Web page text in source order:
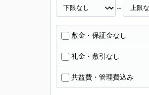
～
敷金・保証金なし
礼金・敷引なし
共益費・管理費込み